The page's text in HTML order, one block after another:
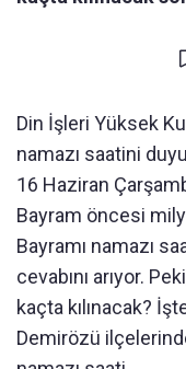
Din İşleri Yüksek
namazı saatini
16 Haziran
Bayram öncesi
Bayramı namazı
cevabını arıyor.
kaçta kılınacak?
Demirözü